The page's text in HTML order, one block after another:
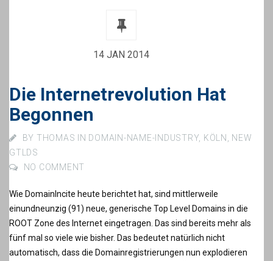
14 JAN 2014
Die Internetrevolution Hat
Begonnen
BY THOMAS IN DOMAIN-NAME-INDUSTRY KÖLN
NEW
GTLDS
NO COMMENT
Wie DomainIncite heute berichtet hat, sind mittlerweile
einundneunzig (91) neue, generische Top Level Domains in die
ROOT Zone des Internet eingetragen. Das sind bereits mehr als
fünf mal so viele wie bisher. Das bedeutet natürlich nicht
automatisch, dass die Domainregistrierungen nun explodieren